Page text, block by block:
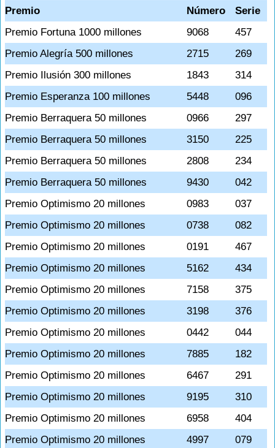
Premio Número
Serie
Premio Fortuna 1000 millones
9068
457
Premio Alegría 500 millones
2715
269
Premio Ilusión 300 millones
1843
314
Premio Esperanza 100 millones
5448
096
Premio Berraquera 50 millones
0966
297
Premio Berraquera 50 millones
3150
225
Premio Berraquera 50 millones
2808
234
Premio Berraquera 50 millones
9430
042
Premio Optimismo 20 millones
0983
037
Premio Optimismo 20 millones
0738
082
Premio Optimismo 20 millones
0191
467
Premio Optimismo 20 millones
5162
434
Premio Optimismo 20 millones
7158
375
Premio Optimismo 20 millones
3198
376
Premio Optimismo 20 millones
0442
044
Premio Optimismo 20 millones
7885
182
Premio Optimismo 20 millones
6467
291
Premio Optimismo 20 millones
9195
310
Premio Optimismo 20 millones
6958
404
Premio Optimismo 20 millones
4997
079